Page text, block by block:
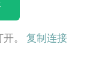
。 复制连接